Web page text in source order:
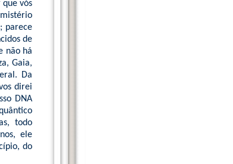
vós
parece
de
não há
Gaia,
Da
direi
DNA
todo
ele
do